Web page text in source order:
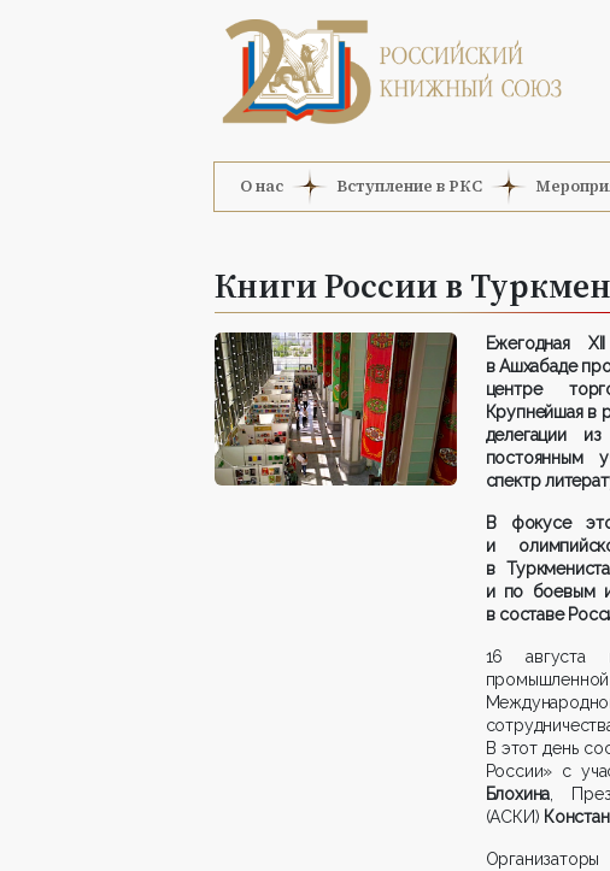
О нас Вступление в РКС
Книги России в
Ежегодная
в Ашхабаде
центре
Крупнейшая в
делегации
постоянным
спектр
В фокусе
и
в
и по боевым
в составе
16 августа
промышленной
В этот день
России» с
Блохина ,
(АСКИ)